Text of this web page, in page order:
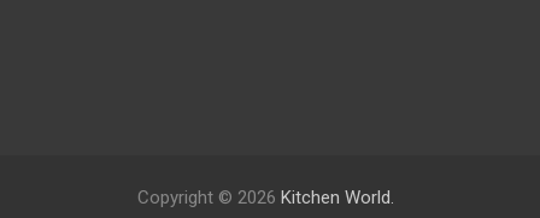
Copyright © 2026 Kitchen World.